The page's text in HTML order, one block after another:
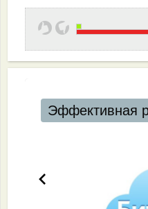
Эффективная